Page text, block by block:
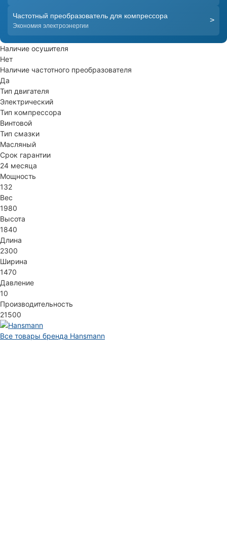
Частотный преобразователь для компрессора
Экономия электроэнергии
>
Наличие осушителя
Нет
Наличие частотного преобразователя
Да
Тип двигателя
Электрический
Тип компрессора
Винтовой
Тип смазки
Масляный
Срок гарантии
24 месяца
Мощность
132
Вес
1980
Высота
1840
Длина
2300
Ширина
1470
Давление
10
Производительность
21500
Все товары бренда Hansmann